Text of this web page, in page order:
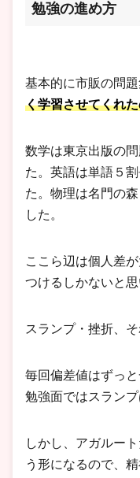
勉強の進め方
基本的に市販の問題
く学習させてくれ
数学は東京出版の
た。英語は単語５
た。物理は名門の
した。
ここら辺は個人差
つけるしかないと思
スランプ・挫折、
毎回偏差値はずっ
勉強面ではスラン
しかし、アガルー
う形になるので、